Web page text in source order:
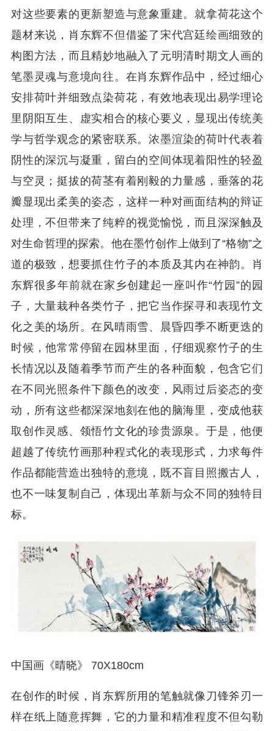
对这些要素的更新塑造与意象重建。就拿荷花这个
题材来说，肖东辉不但借鉴了宋代宫廷绘画细致的
构图方法，而且精妙地融入了元明清时期文人画的
笔墨灵魂与意境向往。在肖东辉作品中，经过细心
安排荷叶并细致点染荷花，有效地表现出易学理论
里阴阳互生、虚实相合的核心要义，显现出传统美
学与哲学观念的紧密联系。浓墨渲染的荷叶代表着
阴性的深沉与凝重，留白的空间体现着阳性的轻盈
与空灵；挺拔的荷茎有着刚毅的力量感，垂落的花
瓣显现出柔美的姿态，这样一种对画面结构的辩证
处理，不但带来了纯粹的视觉愉悦，而且深深触及
对生命哲理的探索。他在墨竹创作上做到了“格物”之
道的极致，想要抓住竹子的本质及其内在神韵。肖
东辉很多年前就在家乡创建起一座叫作“竹园”的园
子，大量栽种各类竹子，把它当作探寻和表现竹文
化之美的场所。在风晴雨雪、晨昏四季不断更迭的
时候，他常常停留在园林里面，仔细观察竹子的生
长情况以及随着季节而产生的各种面貌，包含它们
在不同光照条件下颜色的改变，风雨过后姿态的变
动，所有这些都深深地刻在他的脑海里，变成他获
取创作灵感、领悟竹文化的珍贵源泉。于是，他便
超越了传统竹画那种程式化的表现形式，力求每件
作品都能营造出独特的意境，既不盲目照搬古人，
也不一味复制自己，体现出革新与众不同的独特目
标。
中国画《晴晓》 70X180cm
在创作的时候，肖东辉所用的笔触就像刀锋斧刃一
样在纸上随意挥舞，它的力量和精准程度不但勾勒